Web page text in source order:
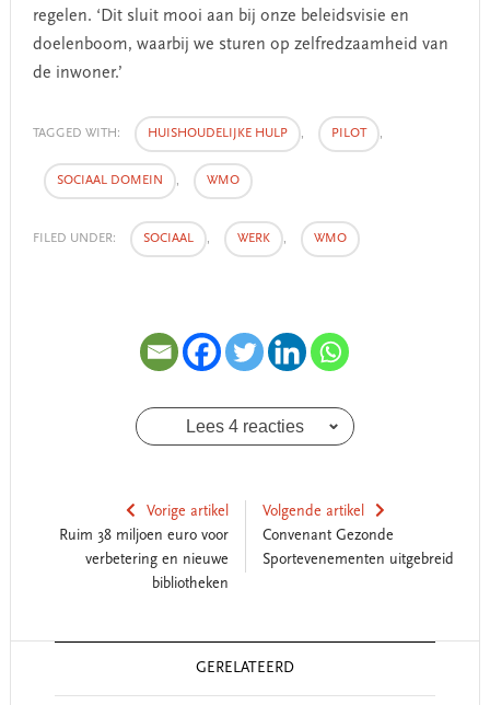
regelen. ‘Dit sluit mooi aan bij onze beleidsvisie en
doelenboom, waarbij we sturen op zelfredzaamheid van
de inwoner.’
TAGGED WITH: HUISHOUDELIJKE HULP , PILOT ,
SOCIAAL DOMEIN , WMO
FILED UNDER: SOCIAAL , WERK , WMO
Lees 4 reacties
Vorige artikel
Ruim 38 miljoen euro voor
verbetering en nieuwe
bibliotheken
Volgende artikel
Convenant Gezonde
Sportevenementen uitgebreid
GERELATEERD